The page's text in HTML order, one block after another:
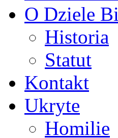
O Dziele
Historia
Statut
Kontakt
Ukryte
Homilie